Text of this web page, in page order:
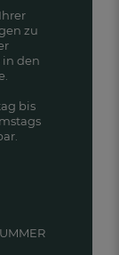
zu
in den
bis